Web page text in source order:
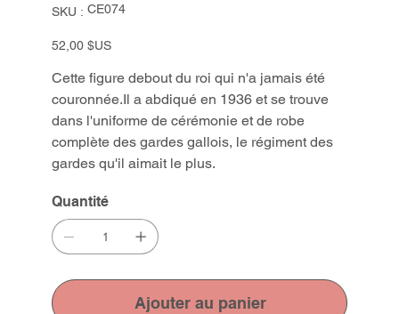
SKU : SKU
CE074
CE074
Prix
52,00 $US
Cette figure debout du roi qui n'a jamais été
couronnée.Il a abdiqué en 1936 et se trouve
dans l'uniforme de cérémonie et de robe
complète des gardes gallois, le régiment des
gardes qu'il aimait le plus.
Quantité
Ajouter au panier